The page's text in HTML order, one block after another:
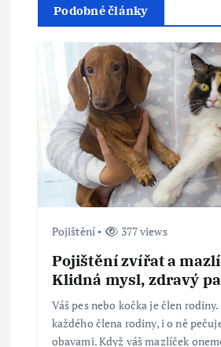
r
o
p
s
Podobné články
Pojištění 377 views
Pojištění zvířat a
Klidná mysl, zdravý
Váš pes nebo kočka je člen
každého člena rodiny, i o ně
obavami. Když váš mazlíček